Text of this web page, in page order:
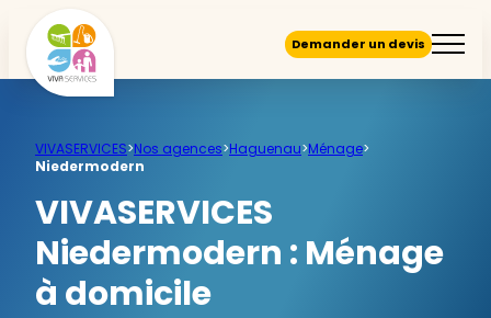
Demander un devis
VIVASERVICES>Nos agences>Haguenau>Ménage>
Niedermodern
VIVASERVICES
Niedermodern : Ménage
à domicile